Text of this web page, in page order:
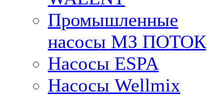
Промышленные
насосы МЗ ПОТОК
Насосы ESPA
Насосы Wellmix